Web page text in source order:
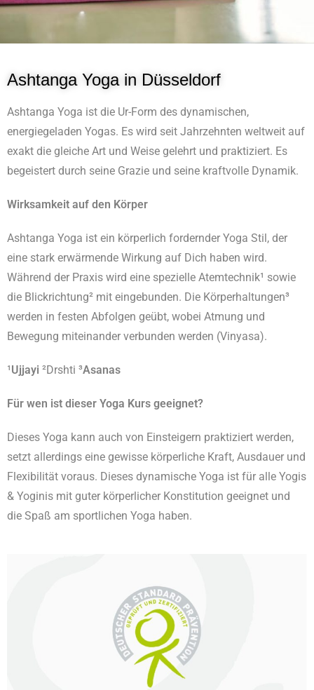
Ashtanga Yoga in Düsseldorf
Ashtanga Yoga ist die Ur-Form des dynamischen,
energiegeladen Yogas. Es wird seit Jahrzehnten weltweit auf
exakt die gleiche Art und Weise gelehrt und praktiziert. Es
begeistert durch seine Grazie und seine kraftvolle Dynamik.
Wirksamkeit auf den Körper
Ashtanga Yoga ist ein körperlich fordernder Yoga Stil, der
eine stark erwärmende Wirkung auf Dich haben wird.
Während der Praxis wird eine spezielle Atemtechnik¹ sowie
die Blickrichtung² mit eingebunden. Die Körperhaltungen³
werden in festen Abfolgen geübt, wobei Atmung und
Bewegung miteinander verbunden werden (Vinyasa).
¹Ujjayi ²Drshti ³Asanas
Für wen ist dieser Yoga Kurs geeignet?
Dieses Yoga kann auch von Einsteigern praktiziert werden,
setzt allerdings eine gewisse körperliche Kraft, Ausdauer und
Flexibilität voraus. Dieses dynamische Yoga ist für alle Yogis
& Yoginis mit guter körperlicher Konstitution geeignet und
die Spaß am sportlichen Yoga haben.